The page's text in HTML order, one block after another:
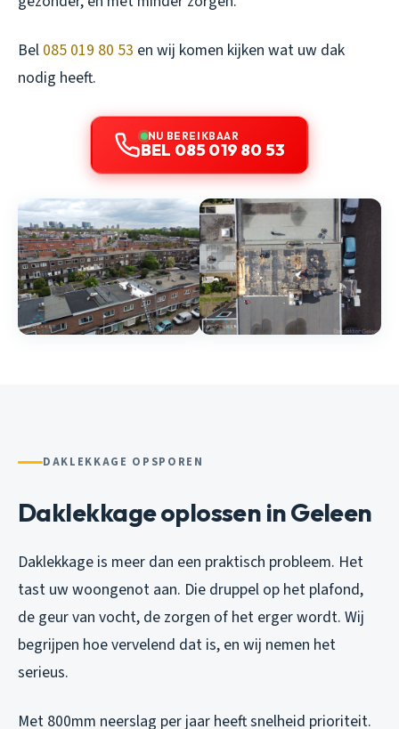
Bel 085 019 80 53 en wij komen kijken wat uw dak
nodig heeft.
NU BEREIKBAAR
BEL 085 019 80 53
DAKLEKKAGE OPSPOREN
Daklekkage oplossen in Geleen
Daklekkage is meer dan een praktisch probleem. Het
tast uw woongenot aan. Die druppel op het plafond,
de geur van vocht, de zorgen of het erger wordt. Wij
begrijpen hoe vervelend dat is, en wij nemen het
serieus.
Met 800mm neerslag per jaar heeft snelheid prioriteit.